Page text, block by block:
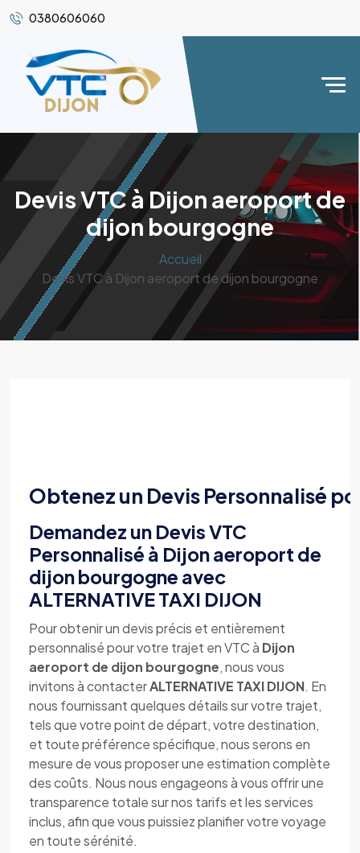
0380606060
Devis VTC à Dijon aeroport de
dijon bourgogne
Accueil
Devis VTC à Dijon aeroport de dijon bourgogne
Obtenez un Devis Personnalisé
Demandez un Devis VTC
Personnalisé à Dijon aeroport de
dijon bourgogne avec
ALTERNATIVE TAXI DIJON
Pour obtenir un devis précis et entièrement
personnalisé pour votre trajet en VTC à Dijon
aeroport de dijon bourgogne, nous vous
invitons à contacterALTERNATIVE TAXI DIJON. En
nous fournissant quelques détails sur votre trajet,
tels que votre point de départ, votre destination,
et toute préférence spécifique, nous serons en
mesure de vous proposer une estimation complète
des coûts. Nous nous engageons à vous offrir une
transparence totale sur nos tarifs et les services
inclus, afin que vous puissiez planifier votre voyage
en toute sérénité.